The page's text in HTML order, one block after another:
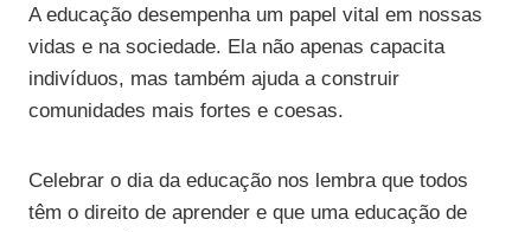
A educação desempenha um papel vital em nossas
vidas e na sociedade. Ela não apenas capacita
indivíduos, mas também ajuda a construir
comunidades mais fortes e coesas.
Celebrar o dia da educação nos lembra que todos
têm o direito de aprender e que uma educação de